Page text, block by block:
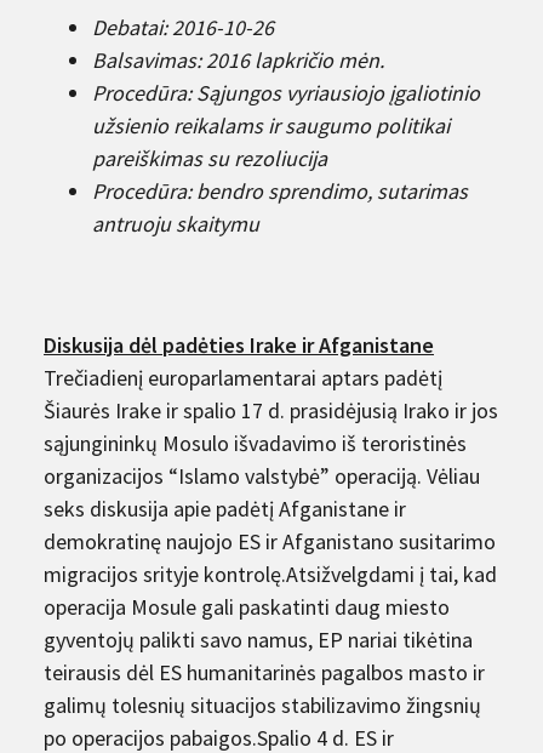
Debatai: 2016-10-26
Balsavimas: 2016 lapkričio mėn.
Procedūra: Sąjungos vyriausiojo įgaliotinio
užsienio reikalams ir saugumo politikai
pareiškimas su rezoliucija
Procedūra: bendro sprendimo, sutarimas
antruoju skaitymu
Diskusija dėl padėties Irake ir Afganistane
Trečiadienį europarlamentarai aptars padėtį
Šiaurės Irake ir spalio 17 d. prasidėjusią Irako ir jos
sąjungininkų Mosulo išvadavimo iš teroristinės
organizacijos “Islamo valstybė” operaciją. Vėliau
seks diskusija apie padėtį Afganistane ir
demokratinę naujojo ES ir Afganistano susitarimo
migracijos srityje kontrolę.Atsižvelgdami į tai, kad
operacija Mosule gali paskatinti daug miesto
gyventojų palikti savo namus, EP nariai tikėtina
teirausis dėl ES humanitarinės pagalbos masto ir
galimų tolesnių situacijos stabilizavimo žingsnių
po operacijos pabaigos.Spalio 4 d. ES ir